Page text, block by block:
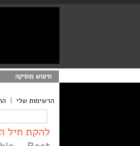
חיפוש מוסיקה
הרשימות שלי |
להקת חיל